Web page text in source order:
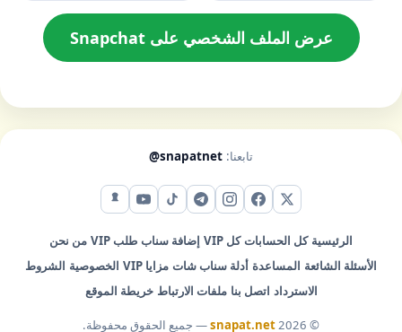
عرض الملف الشخصي على Snapchat
تابعنا: @snapatnet
X (تويتر) فيس بوكإنستقرامتيليجرامتيك توكيوتيوبسناب شات
الرئيسية كل الحسابات كل VIP إضافة سناب طلب VIP
من نحن
الأسئلة الشائعة المساعدة أدلة سناب شات مزايا VIP الخصوصية الشروط
الاسترداد اتصل بنا ملفات الارتباط خريطة الموقع
© 2026
snapat.net— جميع الحقوق محفوظة.